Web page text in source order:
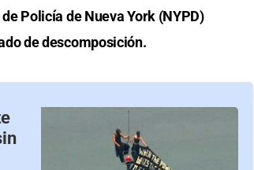
Policía de Nueva York (NYPD)
de descomposición.